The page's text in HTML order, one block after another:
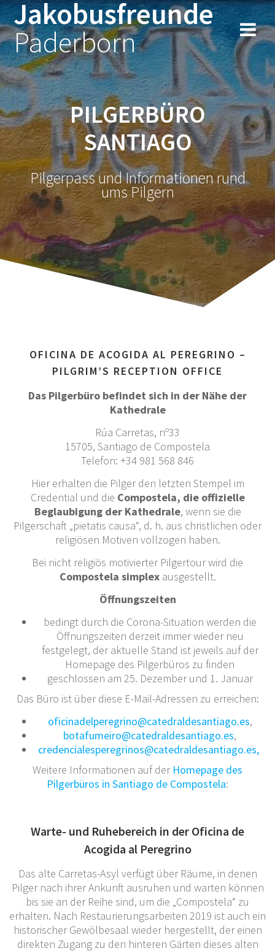
Zum
Inhalt
springen
Jakobusfreunde
Paderborn
PILGERBÜRO
SANTIAGO
Pilgerpass und Informationen rund
ums Pilgern
OFICINA DE ACOGIDA AL PEREGRINO –
PILGRIM’S RECEPTION OFFICE
Das Pilgerbüro befindet sich in der Nähe der
Kathedrale
Rúa Carretas, nº33
15705, Santiago de Compostela
Telefon: +34 981 568 846
Hier erhalten die Pilger den letzten Stempel im
Credential und die Compostela, die offizielle
Beglaubigung der Kathedrale, wenn sie die
Pilgerschaft „pietatis causa“, d. h. aus christlichen oder
religiösen Motiven vollzogen haben.
Bei nicht religiös motivierter Pilgertour wird die
Compostela simplexausgestellt.
Öffnungszeiten
bedingt durch die Corona-Situation werden die
Öffnungszeiten derzeit immer wieder neu
festgelegt, der aktuelle Stand ist jeweils auf der
Homepage des Pilgerbüros zu finden
geschlossen am 25. Dezember und 1. Januar
Das Büro ist über diese E-Mail-Adressen zu erreichen:
oficinadelperegrino@catedraldesantiago.es,
botafumeiro@catedraldesantiago.es,
credencialesperegrinos@catedraldesantiago.es,
Weitere Informationen auf der Homepage des
Pilgerbüros in Santiago de Compostela:
Warte- und Ruhebereich in der Oficina de
Acogida al Peregrino
Das alte Carretas-Asyl verfügt über Räume, in denen
Pilger nach ihrer Ankunft ausruhen und warten können
bis sie an der Reihe sind, um die „Compostela“ zu
erhalten. Nach Restaurierungsarbeiten 2019 ist auch ein
historischer Gewölbesaal wieder hergestellt, der einen
direkten Zugang zu den hinteren Gärten dieses alten